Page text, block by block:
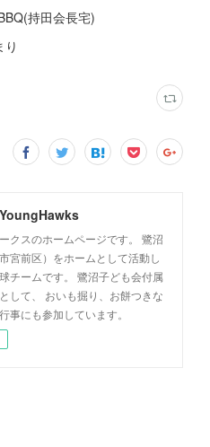
持田会長宅)
クスのホームページです。 鷺沼
宮前区）をホームとして活動し
チームです。 鷺沼子ども会付属
して、 おいも掘り、お餅つきな
事にも参加しています。